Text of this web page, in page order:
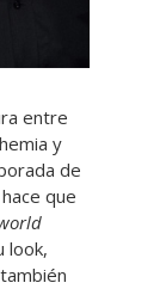
entre
y
de
que
look,